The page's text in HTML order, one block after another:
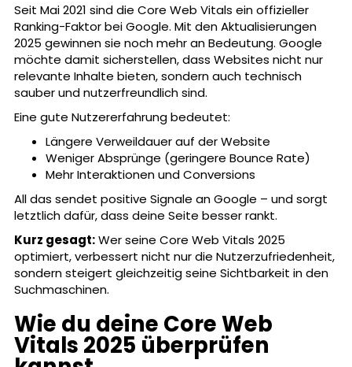
Seit Mai 2021 sind die Core Web Vitals ein offizieller
Ranking-Faktor bei Google. Mit den Aktualisierungen
2025 gewinnen sie noch mehr an Bedeutung. Google
möchte damit sicherstellen, dass Websites nicht nur
relevante Inhalte bieten, sondern auch technisch
sauber und nutzerfreundlich sind.
Eine gute Nutzererfahrung bedeutet:
Längere Verweildauer auf der Website
Weniger Absprünge (geringere Bounce Rate)
Mehr Interaktionen und Conversions
All das sendet positive Signale an Google – und sorgt
letztlich dafür, dass deine Seite besser rankt.
Kurz gesagt:Wer seine Core Web Vitals 2025
optimiert, verbessert nicht nur die Nutzerzufriedenheit,
sondern steigert gleichzeitig seine Sichtbarkeit in den
Suchmaschinen.
Wie du deine Core Web
Vitals 2025 überprüfen